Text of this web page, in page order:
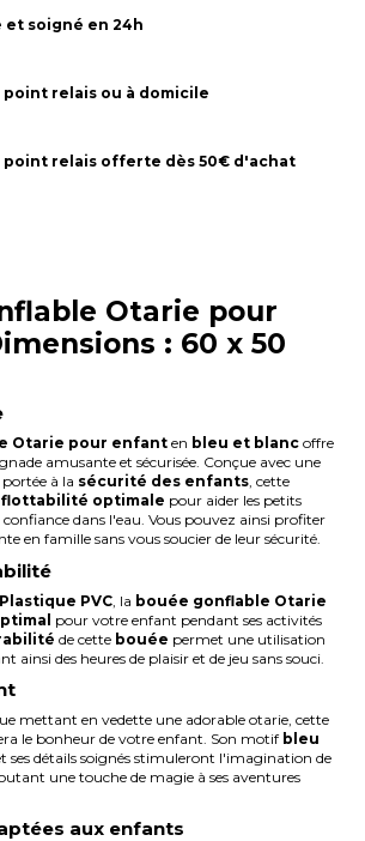
et soigné en 24h
point relais ou à domicile
point relais offerte dès 50€ d'achat
Otarie pour
: 60 x 50
Otarie pour enfant en bleu et blanc offre
amusante et sécurisée. Conçue avec une
à la sécurité des enfants, cette
flottabilité optimale pour aider les petits
confiance dans l'eau. Vous pouvez ainsi profiter
en famille sans vous soucier de leur sécurité.
Plastique PVC , la bouée gonflable Otarie
pour votre enfant pendant ses activités
de cette bouée permet une utilisation
ainsi des heures de plaisir et de jeu sans souci.
mettant en vedette une adorable otarie, cette
le bonheur de votre enfant. Son motif bleu
ses détails soignés stimuleront l'imagination de
une touche de magie à ses aventures
aux enfants